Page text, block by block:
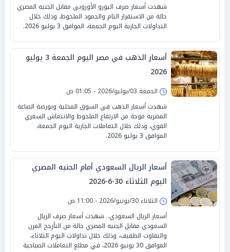
شهدت أسعار صرف اليورو الأوروبي مقابل الجنيه المصري
حالة من الاستقرار التام والجمود الملحوظ، وذلك خلال
التداولات الجارية اليوم الجمعة، الموافق 3 يوليو 2026.
أسعار الذهب في مصر اليوم الجمعة 3 يوليو
2026
الجمعة 03/يوليو/2026 - 01:05 ص
شهدت أسعار الذهب في السوق المحلية وبورصة الصاغة
المصرية موجة من الارتفاع الملحوظ والانتعاش السعري
القوي، وذلك خلال التعاملات الجارية اليوم الجمعة،
الموافق 3 يوليو 2026.
أسعار الريال السعودي أمام الجنيه المصري
اليوم الثلاثاء 30-6-2026
الثلاثاء 30/يونيو/2026 - 11:00 ص
أسعار الريال السعودي.. شهدت أسعار صرف الريال
السعودي مقابل الجنيه المصري حالة من التأرجح المرن
والتفاوت الطفيف، وذلك خلال تداولات اليوم الثلاثاء،
الموافق 30 يونيو 2026، في مطلع التعاملات الصباحية